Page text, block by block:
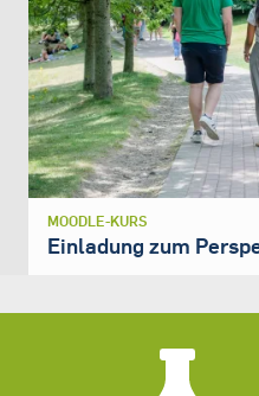
MOODLE-KURS
Einladung zum